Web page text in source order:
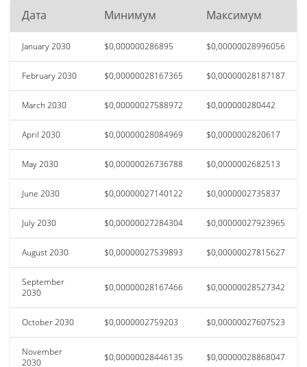
Дата Минимум Максимум
January 2030 $0,000000286895 $0,00000028996056
February 2030 $0,00000028167365 $0,00000028187187
March 2030 $0,00000027588972 $0,000000280442
April 2030 $0,00000028084969 $0,0000002820617
May 2030 $0,00000026736788 $0,0000002682513
June 2030 $0,00000027140122 $0,0000002735837
July 2030 $0,00000027284304 $0,00000027923965
August 2030 $0,00000027539893 $0,00000027815627
September
2030
$0,00000028167466 $0,00000028527342
October 2030 $0,0000002759203 $0,00000027607523
November
2030
$0,00000028446135 $0,00000028868047